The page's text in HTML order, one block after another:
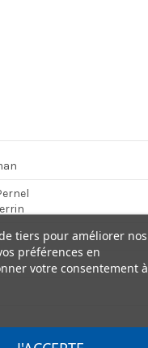
tiers pour améliorer nos
préférences en
votre consentement à